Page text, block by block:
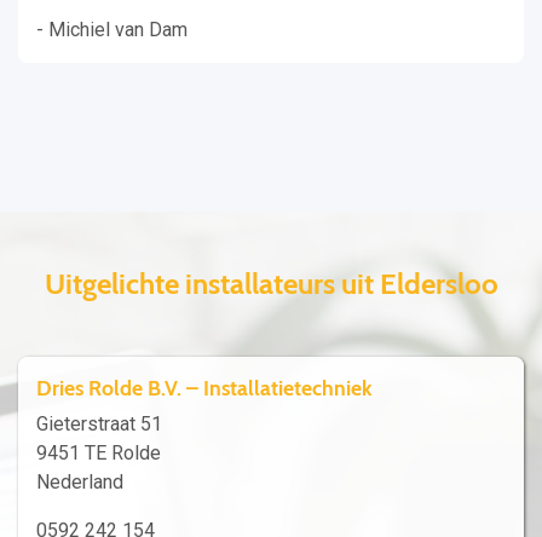
- Michiel van Dam
Uitgelichte installateurs uit Eldersloo
Dries Rolde B.V. – Installatietechniek
Gieterstraat 51
9451 TE Rolde
Nederland
0592 242 154